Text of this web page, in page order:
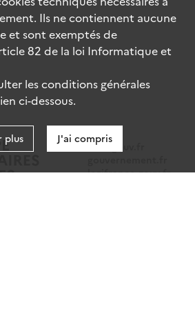
data.gouv.fr
legifrance.gouv.fr
Ils ne contiennent aucune
et sont exemptés de
82 de la loi Informatique et
les conditions générales
ci-dessous.
plus J'ai compris